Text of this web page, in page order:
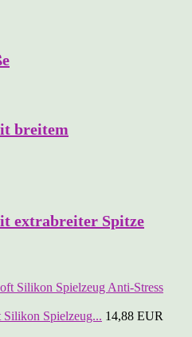
breitem
extrabreiter Spitze
Spielzeug... 14,88 EUR